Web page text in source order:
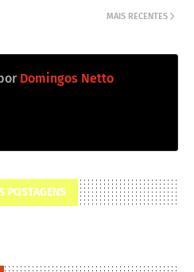
MAIS RECENTES
Domingos Netto
POSTAGENS